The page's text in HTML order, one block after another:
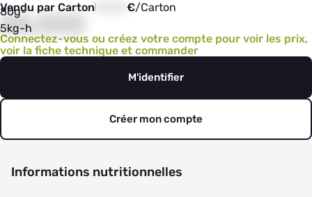
Vendu par Carton
€/Carton
00,000
Connectez-vous ou créez votre compte pour voir les prix,
voir la fiche technique et commander
M'identifier
Créer mon compte
Informations nutritionnelles